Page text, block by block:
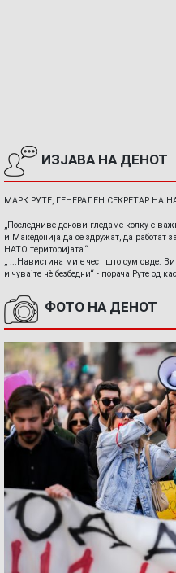
ИЗЈАВА НА ДЕНОТ
МАРК РУТЕ, ГЕНЕРАЛЕН СЕКРЕТАР НА
„Последниве денови гледаме колку е
и Македонија да се здружат, да работат
НАТО територијата.“
„ ...Навистина ми е чест што сум овде. Ви
и чувајте нè безбедни“ - порача Руте од
ФОТО НА ДЕНОТ